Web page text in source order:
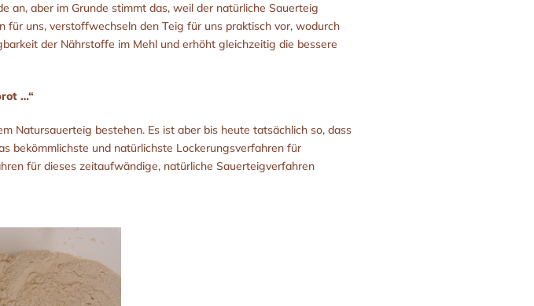
an, aber im Grunde stimmt das, weil der natürliche Sauerteig
uns, verstoffwechseln den Teig für uns praktisch vor, wodurch
der Nährstoffe im Mehl und erhöht gleichzeitig die bessere
…“
Natursauerteig bestehen. Es ist aber bis heute tatsächlich so, dass
bekömmlichste und natürlichste Lockerungsverfahren für
für dieses zeitaufwändige, natürliche Sauerteigverfahren